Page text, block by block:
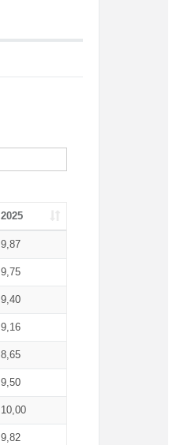
2025
9,87
9,75
9,40
9,16
8,65
9,50
10,00
9,82